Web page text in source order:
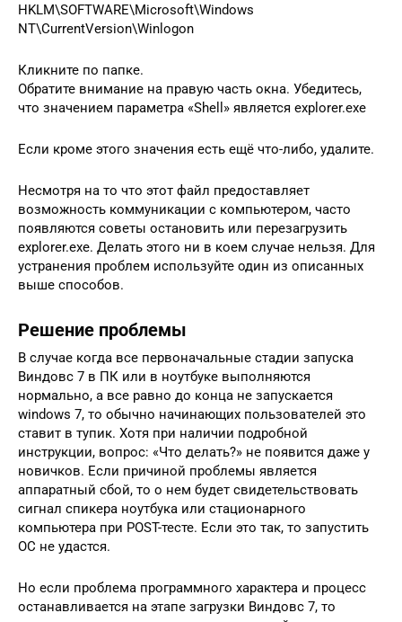
HKLM\SOFTWARE\Microsoft\Windows
NT\CurrentVersion\Winlogon
Кликните по папке.
Обратите внимание на правую часть окна. Убедитесь,
что значением параметра «Shell» является explorer.exe
Если кроме этого значения есть ещё что-либо, удалите.
Несмотря на то что этот файл предоставляет
возможность коммуникации с компьютером, часто
появляются советы остановить или перезагрузить
explorer.exe. Делать этого ни в коем случае нельзя. Для
устранения проблем используйте один из описанных
выше способов.
Решение проблемы
В случае когда все первоначальные стадии запуска
Виндовс 7 в ПК или в ноутбуке выполняются
нормально, а все равно до конца не запускается
windows 7, то обычно начинающих пользователей это
ставит в тупик. Хотя при наличии подробной
инструкции, вопрос: «Что делать?» не появится даже у
новичков. Если причиной проблемы является
аппаратный сбой, то о нем будет свидетельствовать
сигнал спикера ноутбука или стационарного
компьютера при POST-тесте. Если это так, то запустить
ОС не удастся.
Но если проблема программного характера и процесс
останавливается на этапе загрузки Виндовс 7, то